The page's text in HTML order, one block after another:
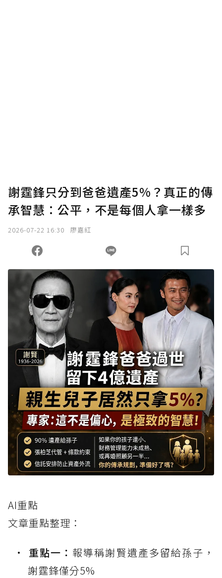
謝霆鋒只分到爸爸遺產5%？真正的傳
承智慧：公平，不是每個人拿一樣多
2026-07-22 16:30 廖嘉紅
AI重點
文章重點整理：
重點一： 報導稱謝賢遺產多留給孫子，
謝霆鋒僅分5%